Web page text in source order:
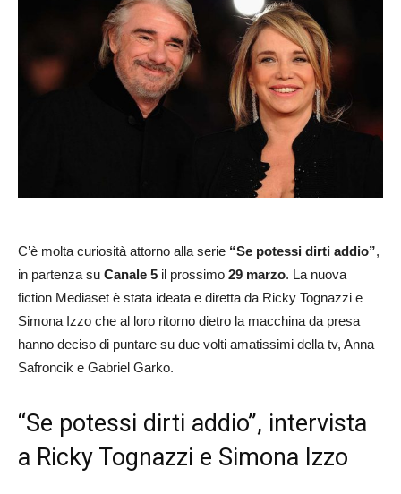
C’è molta curiosità attorno alla serie “Se potessi dirti addio”,
in partenza su Canale 5 il prossimo 29 marzo. La nuova
fiction Mediaset è stata ideata e diretta da Ricky Tognazzi e
Simona Izzo che al loro ritorno dietro la macchina da presa
hanno deciso di puntare su due volti amatissimi della tv, Anna
Safroncik e Gabriel Garko.
“Se potessi dirti addio”, intervista
a Ricky Tognazzi e Simona Izzo